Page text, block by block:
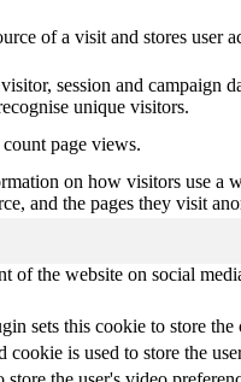
of a visit and stores
session and campaign
unique visitors.
page views.
on how visitors use a
and the pages they visit
the website on social
sets this cookie to store the
cookie is used to store the